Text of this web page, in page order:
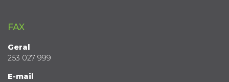
FAX
Geral
253 027 999
E-mail